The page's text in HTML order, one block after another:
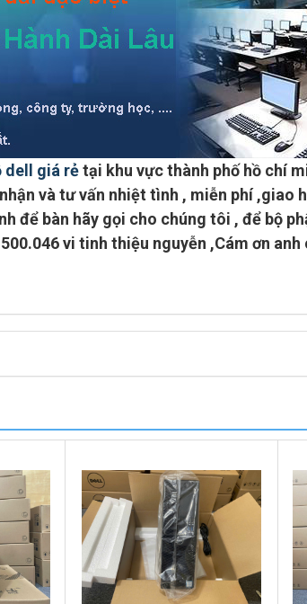
dell giá rẻtại khu vựcthành phố hồ chí
và tư vấn nhiệt tình , miễn phí ,giao
để bàn hãy gọi cho chúng tôi , để bộ
vi tinh thiệu nguyễn ,Cám ơn